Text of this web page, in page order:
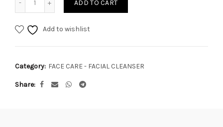
ADD TO CART
Add to wishlist
Category: FACE CARE - FACIAL CLEANSER
Share